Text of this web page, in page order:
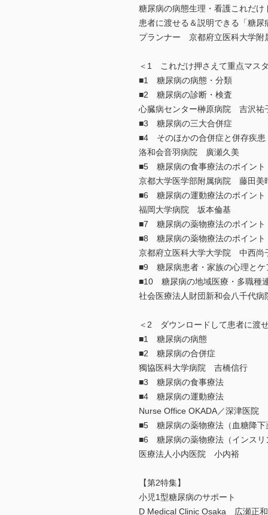
糖尿病の病態生理・看護これだけ
患者に渡せる＆説明できる「糖尿
プランナー 京都府立医科大学
＜1 これだけ押さえて重点マス
■1 糖尿病の病態・分類
■2 糖尿病の診断・検査
心臓病センター榊原病院 吉沢祐
■3 糖尿病の三大合併症
■4 そのほかの合併症と併存疾患
洛和会音羽病院 廣瀬久美
■5 糖尿病の食事療法のポイント
京都大学医学部附属病院 藤田美
■6 糖尿病の運動療法のポイント
福岡大学病院 坂本倫基
■7 糖尿病の薬物療法のポイント
■8 糖尿病の薬物療法のポイント
京都府立医科大学大学院 中西尚
■9 糖尿病患者・家族の心理とケ
■10 糖尿病の地域医療・多職種
社会医療法人財団新和会八千代
＜2 ダウンロードして患者に渡
■1 糖尿病の病態
■2 糖尿病の合併症
獨協医科大学病院 吉橋信行
■3 糖尿病の食事療法
■4 糖尿病の運動療法
Nurse Office OKADA／深津医院
■5 糖尿病の薬物療法（血糖降下
■6 糖尿病の薬物療法（インスリ
医療法人小内医院 小内裕
【第2特集】
小児1型糖尿病のサポート
D Medical Clinic Osaka 広瀬正和